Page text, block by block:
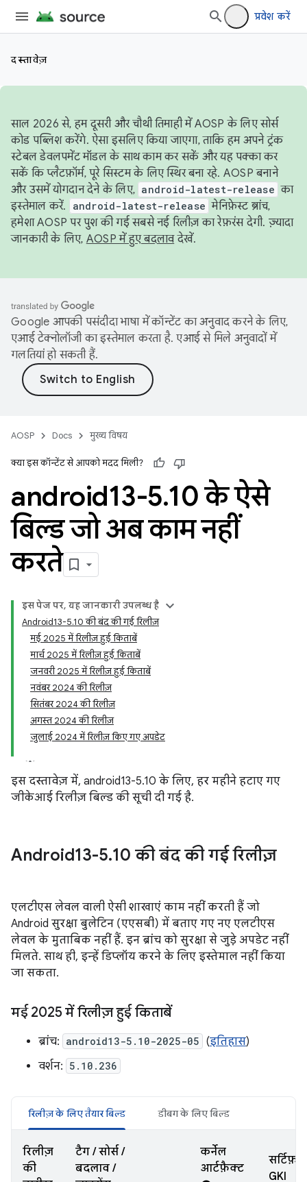
प्रवेश करें
दस्तावेज़
साल 2026 से, हम दूसरी और चौथी तिमाही में AOSP के लिए सोर्स
कोड पब्लिश करेंगे. ऐसा इसलिए किया जाएगा, ताकि हम अपने ट्रंक
स्टेबल डेवलपमेंट मॉडल के साथ काम कर सकें और यह पक्का कर
सकें कि प्लैटफ़ॉर्म, पूरे सिस्टम के लिए स्थिर बना रहे. AOSP बनाने
और उसमें योगदान देने के लिए, android-latest-release का
इस्तेमाल करें.
android-latest-release मेनिफ़ेस्ट ब्रांच,
हमेशा AOSP पर पुश की गई सबसे नई रिलीज़ का रेफ़रंस देगी. ज़्यादा
जानकारी के लिए, AOSP में हुए बदलावदेखें.
Google आपकी पसंदीदा भाषा में कॉन्टेंट का अनुवाद करने के लिए,
एआई टेक्नोलॉजी का इस्तेमाल करता है. एआई से मिले अनुवादों में
गलतियां हो सकती हैं.
AOSP Docs मुख्य विषय
क्या इस कॉन्टेंट से आपको मदद मिली?
android13-5.10 के ऐसे
बिल्ड जो अब काम नहीं
करते
इस पेज पर, यह जानकारी उपलब्ध है
Android13-5.10 की बंद की गई रिलीज़
मई 2025 में रिलीज़ हुई किताबें
मार्च 2025 में रिलीज़ हुई किताबें
जनवरी 2025 में रिलीज़ हुई किताबें
नवंबर 2024 की रिलीज़
सितंबर 2024 की रिलीज़
अगस्त 2024 की रिलीज़
जुलाई 2024 में रिलीज़ किए गए अपडेट
इस दस्तावेज़ में, android13-5.10 के लिए, हर महीने हटाए गए
जीकेआई रिलीज़ बिल्ड की सूची दी गई है.
Android13-5.10 की बंद की गई रिलीज़
एलटीएस लेवल वाली ऐसी शाखाएं काम नहीं करती हैं जो
Android सुरक्षा बुलेटिन (एएसबी) में बताए गए नए एलटीएस
लेवल के मुताबिक नहीं हैं. इन ब्रांच को सुरक्षा से जुड़े अपडेट नहीं
मिलते. साथ ही, इन्हें डिप्लॉय करने के लिए इस्तेमाल नहीं किया
जा सकता.
मई 2025 में रिलीज़ हुई किताबें
ब्रांच: android13-5.10-2025-05 (इतिहास)
वर्शन: 5.10.236
रिलीज़ के लिए तैयार बिल्ड डीबग के लिए बिल्ड
रिलीज़
की
टैग / सोर्स /
बदलाव /
कर्नेल
आर्टफ़ैक्ट
GKI